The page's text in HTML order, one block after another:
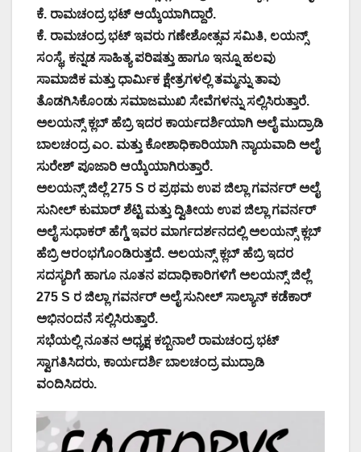
ಕೆ. ರಾಮಚಂದ್ರ ಭಟ್ ಆಯ್ಕೆಯಾಗಿದ್ದಾರೆ.
ಕೆ. ರಾಮಚಂದ್ರ ಭಟ್ ಇವರು ಗಣೇಶೋತ್ಸವ ಸಮಿತಿ, ಲಯನ್ಸ್
ಸಂಸ್ಥೆ, ಕನ್ನಡ ಸಾಹಿತ್ಯ ಪರಿಷತ್ತು ಹಾಗೂ ಇನ್ನೂ ಹಲವು
ಸಾಮಾಜಿಕ ಮತ್ತು ಧಾರ್ಮಿಕ ಕ್ಷೇತ್ರಗಳಲ್ಲಿ ತಮ್ಮನ್ನು ತಾವು
ತೊಡಗಿಸಿಕೊಂಡು ಸಮಾಜಮುಖಿ ಸೇವೆಗಳನ್ನು ಸಲ್ಲಿಸಿರುತ್ತಾರೆ.
ಅಲಯನ್ಸ್ ಕ್ಲಬ್ ಹೆಬ್ರಿ ಇದರ ಕಾರ್ಯದರ್ಶಿಯಾಗಿ ಅಲೈ ಮುದ್ರಾಡಿ
ಬಾಲಚಂದ್ರ ಎಂ. ಮತ್ತು ಕೋಶಾಧಿಕಾರಿಯಾಗಿ ನ್ಯಾಯವಾದಿ ಅಲೈ
ಸುರೇಶ್ ಪೂಜಾರಿ ಆಯ್ಕೆಯಾಗಿರುತ್ತಾರೆ.
ಅಲಯನ್ಸ್ ಜಿಲ್ಲೆ 275 S ರ ಪ್ರಥಮ ಉಪ ಜಿಲ್ಲಾ ಗವರ್ನರ್ ಅಲೈ
ಸುನೀಲ್ ಕುಮಾರ್ ಶೆಟ್ಟಿ ಮತ್ತು ದ್ವಿತೀಯ ಉಪ ಜಿಲ್ಲಾ ಗವರ್ನರ್
ಅಲೈ ಸುಧಾಕರ್ ಹೆಗ್ಡೆ ಇವರ ಮಾರ್ಗದರ್ಶನದಲ್ಲಿ ಅಲಯನ್ಸ್ ಕ್ಲಬ್
ಹೆಬ್ರಿ ಆರಂಭಗೊಂಡಿರುತ್ತದೆ. ಅಲಯನ್ಸ್ ಕ್ಲಬ್ ಹೆಬ್ರಿ ಇದರ
ಸದಸ್ಯರಿಗೆ ಹಾಗೂ ನೂತನ ಪದಾಧಿಕಾರಿಗಳಿಗೆ ಅಲಯನ್ಸ್ ಜಿಲ್ಲೆ
275 S ರ ಜಿಲ್ಲಾ ಗವರ್ನರ್ ಅಲೈ ಸುನೀಲ್ ಸಾಲ್ಯಾನ್ ಕಡೆಕಾರ್
ಅಭಿನಂದನೆ ಸಲ್ಲಿಸಿರುತ್ತಾರೆ.
ಸಭೆಯಲ್ಲಿ ನೂತನ ಅಧ್ಯಕ್ಷ ಕಬ್ಬಿನಾಲೆ ರಾಮಚಂದ್ರ ಭಟ್
ಸ್ವಾಗತಿಸಿದರು, ಕಾರ್ಯದರ್ಶಿ ಬಾಲಚಂದ್ರ ಮುದ್ರಾಡಿ
ವಂದಿಸಿದರು.